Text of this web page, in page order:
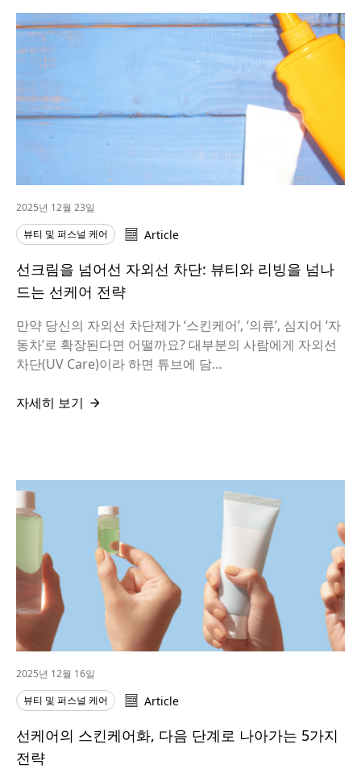
2025년 12월 23일
뷰티 및 퍼스널 케어
Article
선크림을 넘어선 자외선 차단: 뷰티와 리빙을 넘나
드는 선케어 전략
만약 당신의 자외선 차단제가 ‘스킨케어’, ‘의류’, 심지어 ‘자
동차’로 확장된다면 어떨까요? 대부분의 사람에게 자외선
차단(UV Care)이라 하면 튜브에 담…
자세히 보기
2025년 12월 16일
뷰티 및 퍼스널 케어
Article
선케어의 스킨케어화, 다음 단계로 나아가는 5가지
전략